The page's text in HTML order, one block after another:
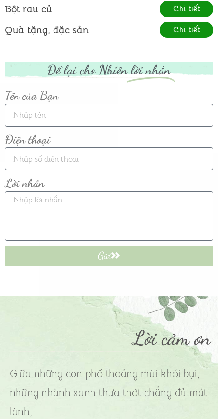
Bột rau củ Chi tiết
Quà tặng, đặc sản Chi tiết
Để lại cho Nhiên lời nhắn
Tên của Bạn
Điện thoại
Lời nhắn
Gửi
Lời cảm ơn
Giữa những con phố thoảng mùi khói bụi,
những nhành xanh thưa thớt chẳng đủ mát
lành,